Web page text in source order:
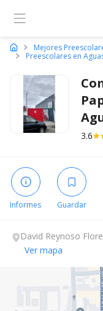
Mejores
Preescolares en
3.6
Informes Guardar
David Reynoso
Aguascalientes.
Ver mapa